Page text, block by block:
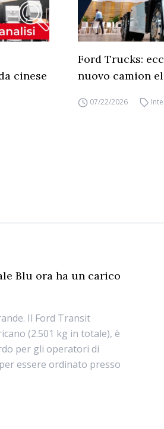
cinese
Ford Trucks:
nuovo camion
07/22/2026
Blu ora ha un carico
Il Ford Transit
(2.501 kg in totale), è
per gli operatori di
essere ordinato presso